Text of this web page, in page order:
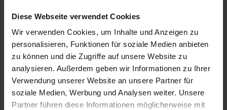
Diese Webseite verwendet Cookies
Wir verwenden Cookies, um Inhalte und Anzeigen zu
personalisieren, Funktionen für soziale Medien anbieten
zu können und die Zugriffe auf unsere Website zu
analysieren. Außerdem geben wir Informationen zu Ihrer
Verwendung unserer Website an unsere Partner für
soziale Medien, Werbung und Analysen weiter. Unsere
Partner führen diese Informationen möglicherweise mit
Puzzle Labyrinth, col. 02
58,80 €